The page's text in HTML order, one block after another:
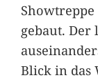
gebaut. Der
Blick in das